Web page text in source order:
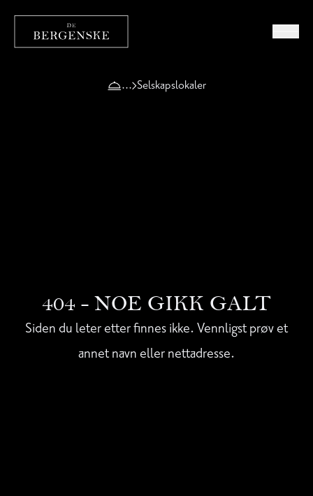
Selskapslokaler
404 - NOE GIKK GALT
Siden du leter etter finnes ikke. Vennligst prøv et
annet navn eller nettadresse.